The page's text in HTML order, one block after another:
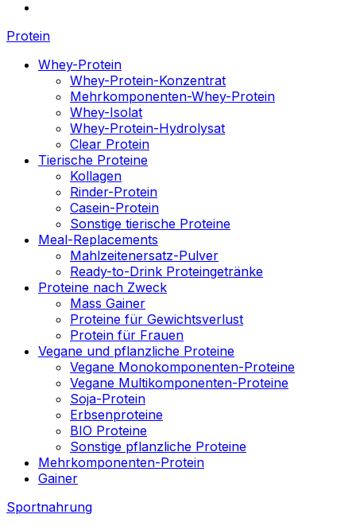
Protein
Whey-Protein
Whey-Protein-Konzentrat
Mehrkomponenten-Whey-Protein
Whey-Isolat
Whey-Protein-Hydrolysat
Clear Protein
Tierische Proteine
Kollagen
Rinder-Protein
Casein-Protein
Sonstige tierische Proteine
Meal-Replacements
Mahlzeitenersatz-Pulver
Ready-to-Drink Proteingetränke
Proteine nach Zweck
Mass Gainer
Proteine für Gewichtsverlust
Protein für Frauen
Vegane und pflanzliche Proteine
Vegane Monokomponenten-Proteine
Vegane Multikomponenten-Proteine
Soja-Protein
Erbsenproteine
BIO Proteine
Sonstige pflanzliche Proteine
Mehrkomponenten-Protein
Gainer
Sportnahrung